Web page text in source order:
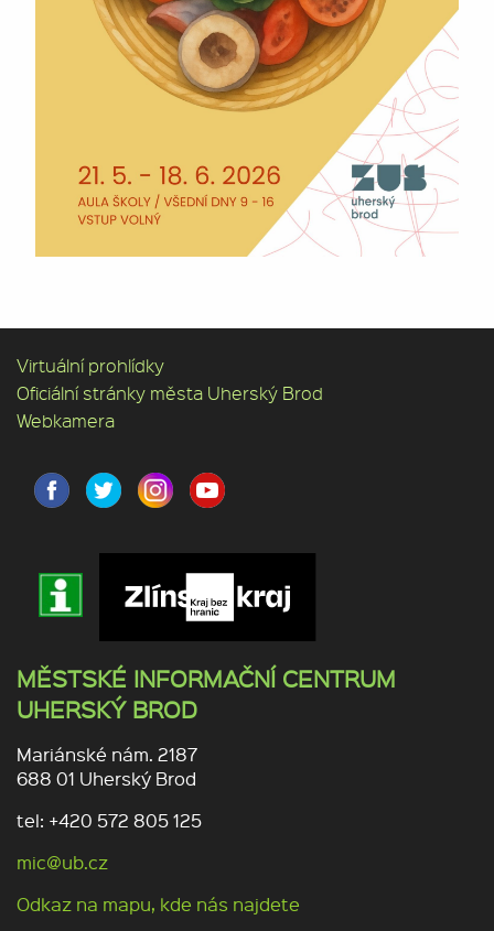
Virtuální prohlídky
Oficiální stránky města Uherský Brod
Webkamera
MĚSTSKÉ INFORMAČNÍ CENTRUM
UHERSKÝ BROD
Mariánské nám. 2187
688 01 Uherský Brod
tel: +420 572 805 125
mic@ub.cz
Odkaz na mapu, kde nás najdete